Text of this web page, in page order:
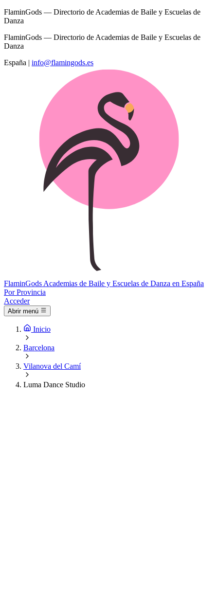
FlaminGods — Directorio de Academias de Baile y Escuelas de
Danza
FlaminGods — Directorio de Academias de Baile y Escuelas de
Danza
España | info@flamingods.es
FlaminGods Academias de Baile y Escuelas de Danza en España
Por Provincia
Acceder
Abrir menú
Inicio
Barcelona
Vilanova del Camí
Luma Dance Studio